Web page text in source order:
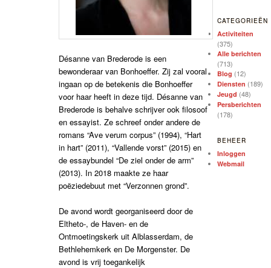
Désanne van Brederode is een
bewonderaar van Bonhoeffer. Zij zal vooral
ingaan op de betekenis die Bonhoeffer
voor haar heeft in deze tijd. Désanne van
Brederode is behalve schrijver ook filosoof
en essayist. Ze schreef onder andere de
romans “Ave verum corpus” (1994), “Hart
in hart” (2011), “Vallende vorst” (2015) en
de essaybundel “De ziel onder de arm”
(2013). In 2018 maakte ze haar
poëziedebuut met “Verzonnen grond”.
De avond wordt georganiseerd door de
Eltheto-, de Haven- en de
Ontmoetingskerk uit Alblasserdam, de
Bethlehemkerk en De Morgenster. De
avond is vrij toegankelijk
CATEGORIEËN
Activiteiten
(375)
Alle berichten
(713)
Blog (12)
Diensten (189)
Jeugd (48)
Persberichten
(178)
BEHEER
Inloggen
Webmail